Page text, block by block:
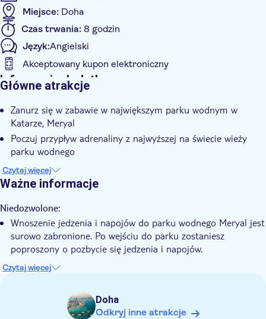
Miejsce: Doha
Czas trwania: 8 godzin
Język:Angielski
Akceptowany kupon elektroniczny
Informacje dodatkowe
Natychmiastowe potwierdzenie
Wheelchair access
Główne atrakcje
Zanurz się w zabawie w największym parku wodnym w
Katarze, Meryal
Poczuj przypływ adrenaliny z najwyższej na świecie wieży
parku wodnego
Zrelaksuj się na spokojnej plaży po ekscytujących
przejażdżkach
gastronomicznych
Stwórz trwałe wspomnienia wśród piękna Zatoki Arabskiej
Czytaj więcej
Ważne informacje
Niedozwolone:
Wnoszenie jedzenia i napojów do parku wodnego Meryal jest
surowo zabronione. Po wejściu do parku zostaniesz
poproszony o pozbycie się jedzenia i napojów.
Dowiedz się z wyprzedzeniem:
Dzieciom w wieku poniżej 14 lat musi towarzyszyć
Czytaj więcej
Doha
Odkryj inne atrakcje